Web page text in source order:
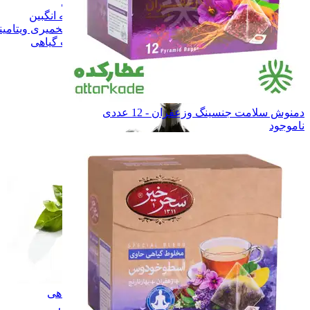
آب زرشک طبیعی
آب زرشک طبیعی
سرکه و سرکه انگبین سرکه و سرکه انگبین
نوشیدنی تخمیری ویتامینه
نوشیدنی تخمیری
همه دسته بندی های گلاب و عرقیات گیاهی
گلاب و عرقیات گیاهی
گلاب و عرقیات گیاهی
روغن های درمانی روغن های درمانی
دمنوش سلامت جنسینگ وزعفران - 12 عددی
ناموجود